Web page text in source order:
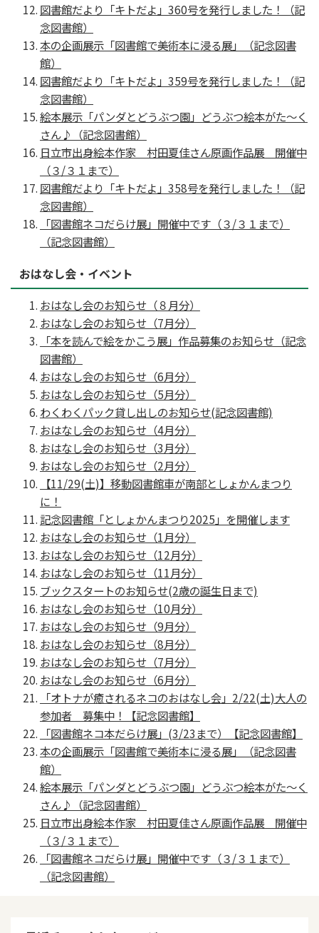
図書館だより「キトだよ」360号を発行しました！（記
念図書館）
本の企画展示「図書館で美術本に浸る展」（記念図書
館）
図書館だより「キトだよ」359号を発行しました！（記
念図書館）
絵本展示「パンダとどうぶつ園」どうぶつ絵本がた～く
さん♪（記念図書館）
日立市出身絵本作家 村田夏佳さん原画作品展 開催中
（３/３１まで）
図書館だより「キトだよ」358号を発行しました！（記
念図書館）
「図書館ネコだらけ展」開催中です（３/３１まで）
（記念図書館）
おはなし会・イベント
おはなし会のお知らせ（８月分）
おはなし会のお知らせ（7月分）
「本を読んで絵をかこう展」作品募集のお知らせ（記念
図書館）
おはなし会のお知らせ（6月分）
おはなし会のお知らせ（5月分）
わくわくパック貸し出しのお知らせ(記念図書館)
おはなし会のお知らせ（4月分）
おはなし会のお知らせ（3月分）
おはなし会のお知らせ（2月分）
【11/29(土)】移動図書館車が南部としょかんまつり
に！
記念図書館「としょかんまつり2025」を開催します
おはなし会のお知らせ（1月分）
おはなし会のお知らせ（12月分）
おはなし会のお知らせ（11月分）
ブックスタートのお知らせ(2歳の誕生日まで)
おはなし会のお知らせ（10月分）
おはなし会のお知らせ（9月分）
おはなし会のお知らせ（8月分）
おはなし会のお知らせ（7月分）
おはなし会のお知らせ（6月分）
「オトナが癒されるネコのおはなし会」2/22(土)大人の
参加者 募集中！【記念図書館】
「図書館ネコ本だらけ展」(3/23まで）【記念図書館】
本の企画展示「図書館で美術本に浸る展」（記念図書
館）
絵本展示「パンダとどうぶつ園」どうぶつ絵本がた～く
さん♪（記念図書館）
日立市出身絵本作家 村田夏佳さん原画作品展 開催中
（３/３１まで）
「図書館ネコだらけ展」開催中です（３/３１まで）
（記念図書館）